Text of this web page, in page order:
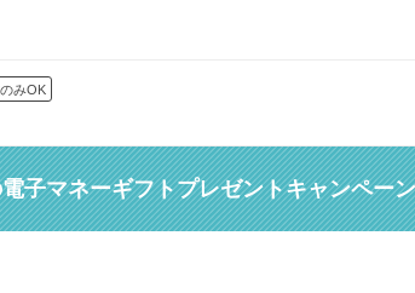
みOK
子マネーギフトプレゼントキャンペー